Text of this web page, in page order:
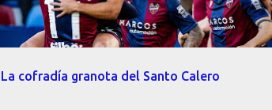
La cofradía granota del Santo Calero